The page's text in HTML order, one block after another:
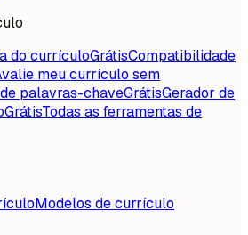
do currículoGrátisCompatibilidade
meu currículo sem
palavras-chaveGrátisGerador de
GrátisTodas as ferramentas de
Modelos de currículo